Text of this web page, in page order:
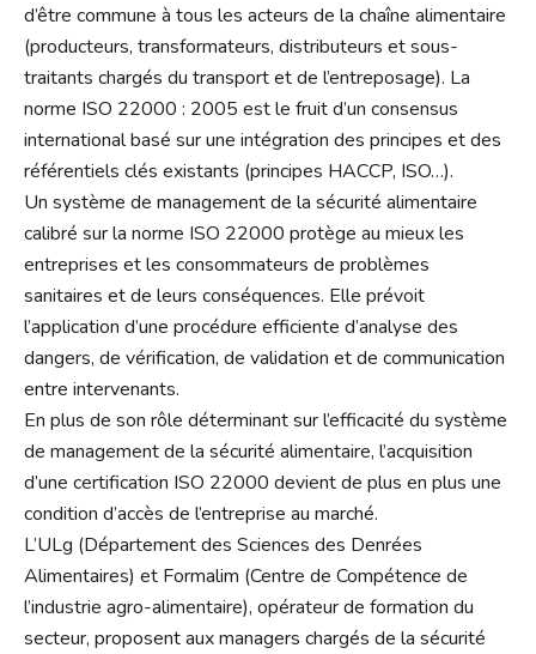
d’être commune à tous les acteurs de la chaîne alimentaire
(producteurs, transformateurs, distributeurs et sous-
traitants chargés du transport et de l’entreposage). La
norme ISO 22000 : 2005 est le fruit d’un consensus
international basé sur une intégration des principes et des
référentiels clés existants (principes HACCP, ISO…).
Un système de management de la sécurité alimentaire
calibré sur la norme ISO 22000 protège au mieux les
entreprises et les consommateurs de problèmes
sanitaires et de leurs conséquences. Elle prévoit
l’application d’une procédure efficiente d’analyse des
dangers, de vérification, de validation et de communication
entre intervenants.
En plus de son rôle déterminant sur l’efficacité du système
de management de la sécurité alimentaire, l’acquisition
d’une certification ISO 22000 devient de plus en plus une
condition d’accès de l’entreprise au marché.
L’ULg (Département des Sciences des Denrées
Alimentaires) et Formalim (Centre de Compétence de
l’industrie agro-alimentaire), opérateur de formation du
secteur, proposent aux managers chargés de la sécurité